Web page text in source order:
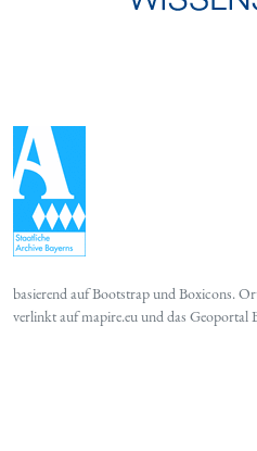
basierend aufBootstrapundBoxicons.
verlinkt aufmapire.euund das Geoportal